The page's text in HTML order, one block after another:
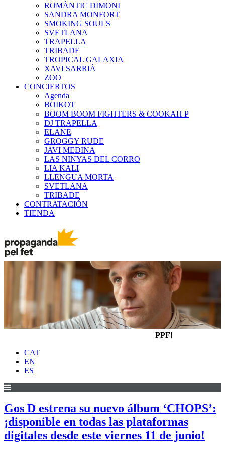
ROMÀNTIC DIMONI
SANDRA MONFORT
SMOKING SOULS
SVETLANA
TRAPELLA
TRIBADE
TROPICAL GALAXIA
XAVI SARRIÀ
ZOO
CONCIERTOS
Agenda
BOIKOT
BOOM BOOM FIGHTERS & COOKAH P
DJ TRAPELLA
ELANE
GROGGY RUDE
JAVI MEDINA
LAS NINYAS DEL CORRO
LIA KALI
LLENGUA MORTA
SVETLANA
TRIBADE
CONTRATACIÓN
TIENDA
PPF!
CAT
EN
ES
Gos D estrena su nuevo álbum ‘CHOPS’:
¡disponible en todas las plataformas
digitales desde este viernes 11 de junio!